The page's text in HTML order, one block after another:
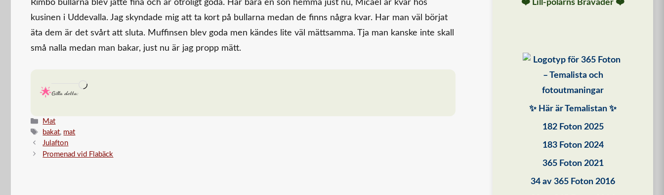
Rimbo bullarna blev jätte fina och är otroligt goda. Har bara en son hemma just nu, Micael är kvar hos
kusinen i Uddevalla. Jag skyndade mig att ta kort på bullarna medan de finns några kvar. Har man väl börjat
äta dem är det svårt att sluta. Muffinsen blev goda men kändes lite väl mättsamma. Tja man kanske inte skall
små nalla medan man bakar, just nu är jag propp mätt.
Gilla detta:
Laddar
Kategorier
Mat
Etiketter
bakat, mat
Julafton
Promenad vid Flabäck
❤️ Lill-polarns Bravader ❤️
✨ Här är Temalistan ✨
182 Foton 2025
183 Foton 2024
365 Foton 2021
34 av 365 Foton 2016